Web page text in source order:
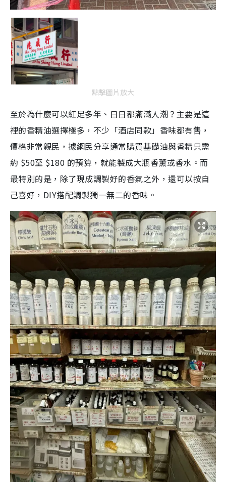
點擊圖片放大
至於為什麼可以紅足多年、日日都滿滿人潮？主要是這
裡的香精油選擇極多，不少「酒店同款」香味都有售，
價格非常親民，據網民分享通常購買基礎油與香精只需
約 $50至 $180 的預算，就能製成大瓶香薰或香水。而
最特別的是，除了現成調製好的香氣之外，還可以按自
己喜好，DIY搭配調製獨一無二的香味。